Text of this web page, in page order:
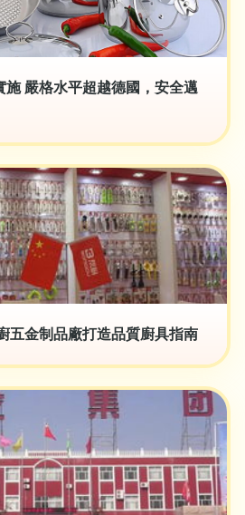
施 嚴格水平超越德國，安全邁
五金制品廠打造品質廚具指南